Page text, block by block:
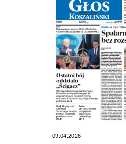
09.04.2026